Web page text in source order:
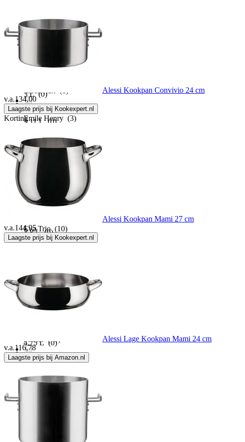
Edenberg
Emile Henry (3)
Esbit(1)
Eurotrail
Eva Solo (40)
Eva Trio (10)
Fagor(11)
Fiskars(22)
2.7 L(0)
3 L(0)
3.11 L(0)
3.2 L(0)
3.6 L
3.7 L(0)
3.8 L(0)
4 L(0)
4.75 L (0)
Alessi Kookpan Convivio 24 cm
v.a.134,00
Laagste prijs bij Kookexpert.nl
Korting
Alessi Kookpan Mami 27 cm
v.a.144,95
Laagste prijs bij Kookexpert.nl
Alessi Lage Kookpan Mami 24 cm
v.a.116,78
Laagste prijs bij Amazon.nl